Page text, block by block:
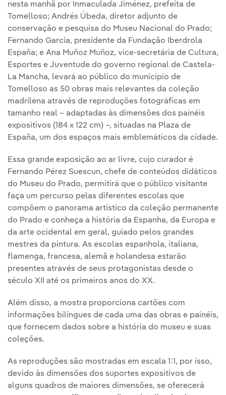
nesta manhã por Inmaculada Jiménez, prefeita de
Tomelloso; Andrés Úbeda, diretor adjunto de
conservação e pesquisa do Museu Nacional do Prado;
Fernando García, presidente da Fundação Iberdrola
España; e Ana Muñoz Muñoz, vice-secretária de Cultura,
Esportes e Juventude do governo regional de Castela-
La Mancha, levará ao público do município de
Tomelloso as 50 obras mais relevantes da coleção
madrilena através de reproduções fotográficas em
tamanho real – adaptadas às dimensões dos painéis
expositivos (184 x 122 cm) –, situadas na Plaza de
España, um dos espaços mais emblemáticos da cidade.
Essa grande exposição ao ar livre, cujo curador é
Fernando Pérez Suescun, chefe de conteúdos didáticos
do Museu do Prado, permitirá que o público visitante
faça um percurso pelas diferentes escolas que
compõem o panorama artístico da coleção permanente
do Prado e conheça a história da Espanha, da Europa e
da arte ocidental em geral, guiado pelos grandes
mestres da pintura. As escolas espanhola, italiana,
flamenga, francesa, alemã e holandesa estarão
presentes através de seus protagonistas desde o
século XII até os primeiros anos do XX.
Além disso, a mostra proporciona cartões com
informações bilíngues de cada uma das obras e painéis,
que fornecem dados sobre a história do museu e suas
coleções.
As reproduções são mostradas em escala 1:1, por isso,
devido às dimensões dos suportes expositivos de
alguns quadros de maiores dimensões, se oferecerá